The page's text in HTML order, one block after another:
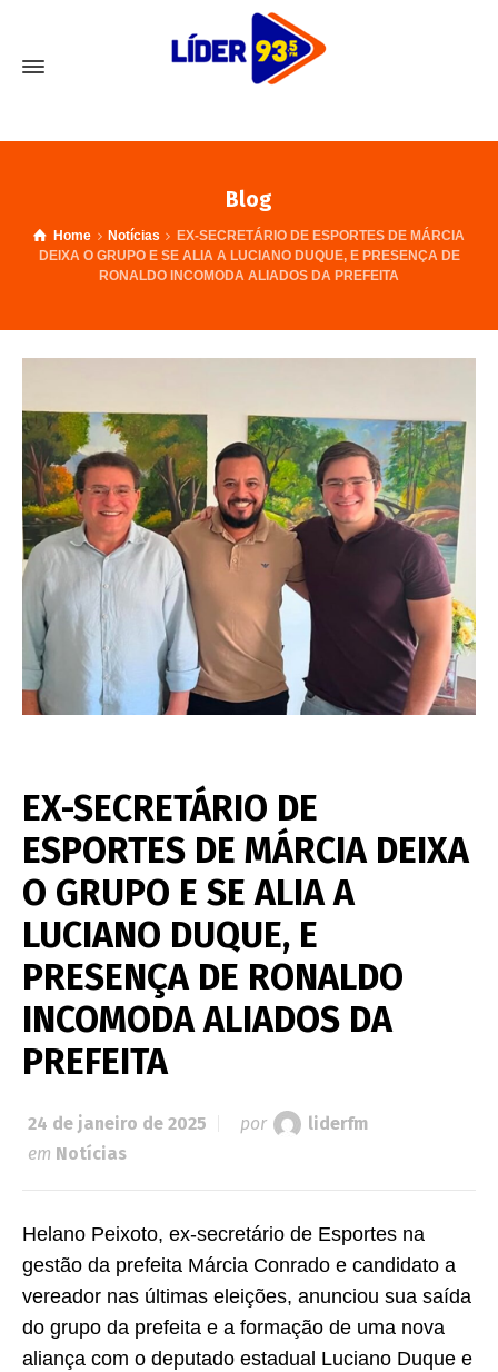
Blog
Home Notícias
EX-SECRETÁRIO DE ESPORTES DE MÁRCIA
DEIXA O GRUPO E SE ALIA A LUCIANO DUQUE, E PRESENÇA DE
RONALDO INCOMODA ALIADOS DA PREFEITA
EX-SECRETÁRIO DE
ESPORTES DE MÁRCIA DEIXA
O GRUPO E SE ALIA A
LUCIANO DUQUE, E
PRESENÇA DE RONALDO
INCOMODA ALIADOS DA
PREFEITA
24 de janeiro de 2025 por
liderfm
em Notícias
Helano Peixoto, ex-secretário de Esportes na
gestão da prefeita Márcia Conrado e candidato a
vereador nas últimas eleições, anunciou sua saída
do grupo da prefeita e a formação de uma nova
aliança com o deputado estadual Luciano Duque e